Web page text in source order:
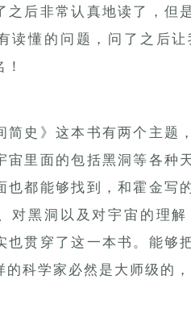
之后非常认真地读了，但
读懂的问题，问了之后
简史》这本书有两个主题
宙里面的包括黑洞等各种
也都能够找到，和霍金写
对黑洞以及对宇宙的理
也贯穿了这一本书。能够
的科学家必然是大师级的